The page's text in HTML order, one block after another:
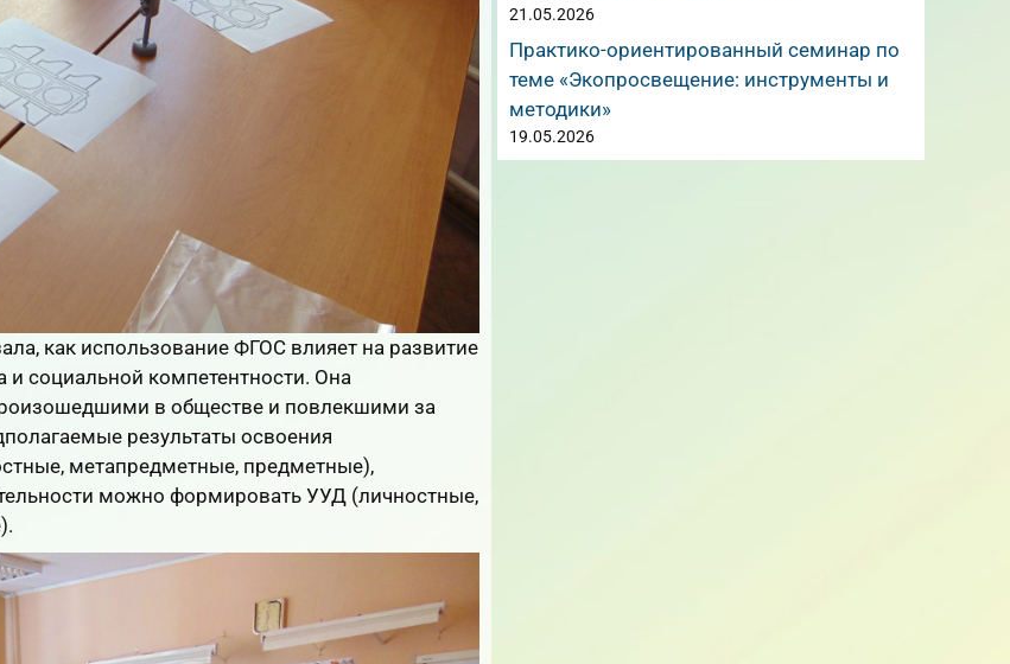
как использование ФГОС влияет на развитие
и социальной компетентности. Она
в обществе и повлекшими за
результаты освоения
метапредметные, предметные),
можно формировать УУД (личностные,
.
21.05.2026
Практико-ориентированный семинар по
теме «Экопросвещение: инструменты и
методики»
19.05.2026